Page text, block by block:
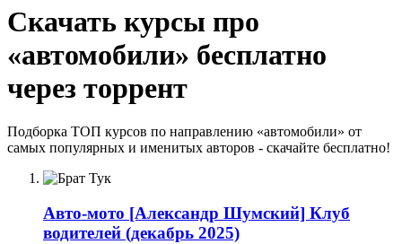
Скачать курсы про
«автомобили» бесплатно
через торрент
Подборка ТОП курсов по направлению «автомобили» от
самых популярных и именитых авторов - скачайте бесплатно!
Авто-мото [Александр Шумский] Клуб
водителей (декабрь 2025)